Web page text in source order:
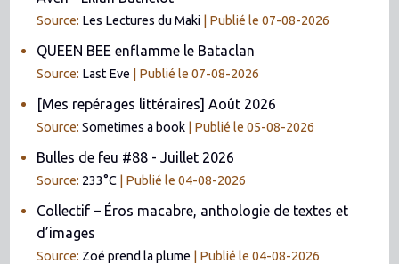
Source: Les Lectures du Maki Publié le 07-08-2026
QUEEN BEE enflamme le Bataclan
Source: Last Eve Publié le 07-08-2026
[Mes repérages littéraires] Août 2026
Source:Sometimes a book Publié le 05-08-2026
Bulles de feu #88 - Juillet 2026
Source: 233°C Publié le 04-08-2026
Collectif – Éros macabre, anthologie de textes et
d’images
Source: Zoé prend la plume Publié le 04-08-2026